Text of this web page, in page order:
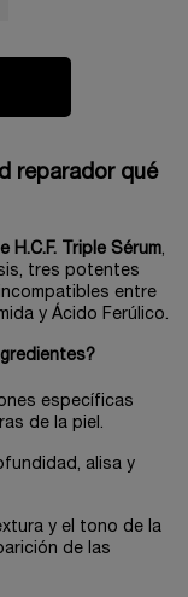
reparador qué
H.C.F. Triple Sérum
tres potentes
entre
y Ácido Ferúlico.
específicas
de la piel.
alisa y
y el tono de la
de las